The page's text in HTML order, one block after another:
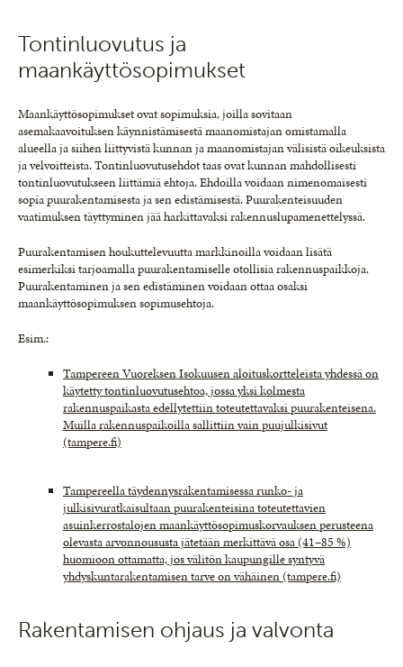
Tontinluovutus ja
maankäyttösopimukset
Maankäyttösopimukset ovat sopimuksia, joilla sovitaan
asemakaavoituksen käynnistämisestä maanomistajan omistamalla
alueella ja siihen liittyvistä kunnan ja maanomistajan välisistä oikeuksista
ja velvoitteista. Tontinluovutusehdot taas ovat kunnan mahdollisesti
tontinluovutukseen liittämiä ehtoja. Ehdoilla voidaan nimenomaisesti
sopia puurakentamisesta ja sen edistämisestä. Puurakenteisuuden
vaatimuksen täyttyminen jää harkittavaksi rakennuslupamenettelyssä.
Puurakentamisen houkuttelevuutta markkinoilla voidaan lisätä
esimerkiksi tarjoamalla puurakentamiselle otollisia rakennuspaikkoja.
Puurakentaminen ja sen edistäminen voidaan ottaa osaksi
maankäyttösopimuksen sopimusehtoja.
Esim.:
Tampereen Vuoreksen Isokuusen aloituskortteleista yhdessä on
käytetty tontinluovutusehtoa, jossa yksi kolmesta
rakennuspaikasta edellytettiin toteutettavaksi puurakenteisena.
Muilla rakennuspaikoilla sallittiin vain puujulkisivut
(tampere.fi)
Tampereella täydennysrakentamisessa runko- ja
julkisivuratkaisultaan puurakenteisina toteutettavien
asuinkerrostalojen maankäyttösopimuskorvauksen perusteena
olevasta arvonnoususta jätetään merkittävä osa (41–85 %)
huomioon ottamatta, jos välitön kaupungille syntyvä
yhdyskuntarakentamisen tarve on vähäinen (tampere.fi)
Rakentamisen ohjaus ja valvonta